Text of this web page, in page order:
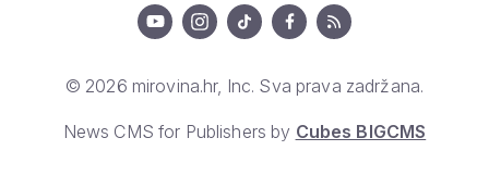
© 2026 mirovina.hr, Inc. Sva prava zadržana.
News CMS for Publishers by Cubes BIGCMS